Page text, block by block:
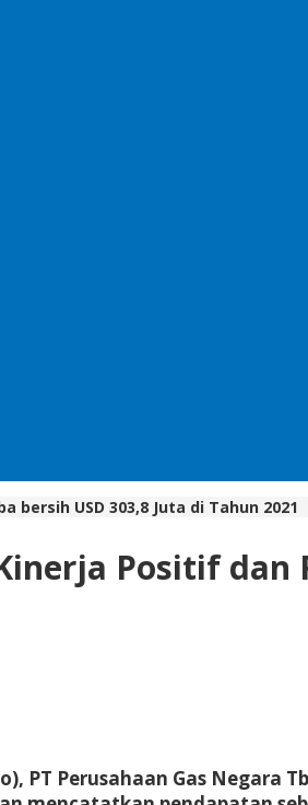
bersih USD 303,8 Juta di Tahun 2021
Positif dan
PT Perusahaan Gas Negara